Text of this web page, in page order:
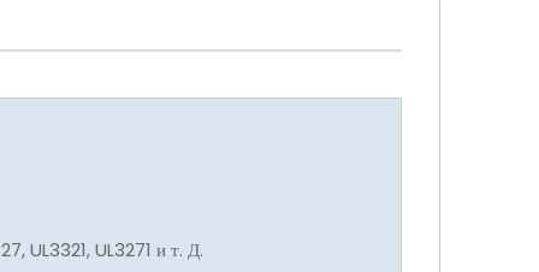
UL3321, UL3271 и т. Д.